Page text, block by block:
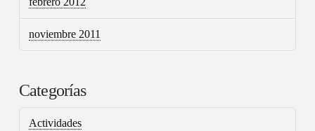
noviembre 2011
Categorías
Actividades